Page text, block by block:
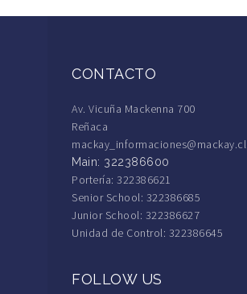
CONTACTO
Av. Vicuña Mackenna 700
Reñaca
mackay_informaciones@mackay.cl
Main: 322386600
Portería: 322386621
Senior School: 322386685
Junior School: 322386627
Unidad de Control: 322386645
FOLLOW US